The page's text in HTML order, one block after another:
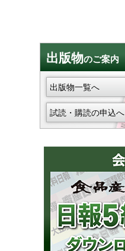
出版物のご案内
出版物一覧へ
試読・購読の申込へ